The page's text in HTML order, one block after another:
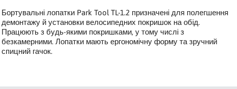
Бортувальні лопатки Park Tool TL-1.2 призначені для полегшення
демонтажу й установки велосипедних покришок на обід.
Працюють з будь-якими покришками, у тому числі з
безкамерними. Лопатки мають ергономічну форму та зручний
спицний гачок.